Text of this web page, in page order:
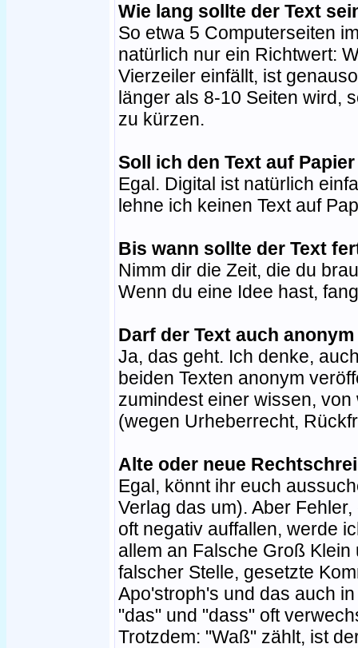
Wie lang sollte der Text
So etwa 5 Computerseiten
natürlich nur ein Richtwert:
Vierzeiler einfällt, ist
länger als 8-10 Seiten wird,
zu kürzen.
Soll ich den Text auf
Egal. Digital ist natürlich
lehne ich keinen Text auf
Bis wann sollte der Text
Nimm dir die Zeit, die du
Wenn du eine Idee hast,
Darf der Text auch
Ja, das geht. Ich denke,
beiden Texten anonym
zumindest einer wissen,
(wegen Urheberrecht,
Alte oder neue
Egal, könnt ihr euch
Verlag das um). Aber
oft negativ auffallen, werde
allem an Falsche Groß
falscher Stelle, gesetzte
Apo'stroph's und das auch
"das" und "dass" oft
Trotzdem: "Waß" zählt, ist